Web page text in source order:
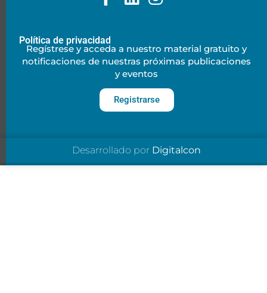
Política de privacidad
Regístrese y acceda a nuestro material gratuito y
notificaciones de nuestras próximas publicaciones
y eventos
Registrarse
Desarrollado por Digitalcon